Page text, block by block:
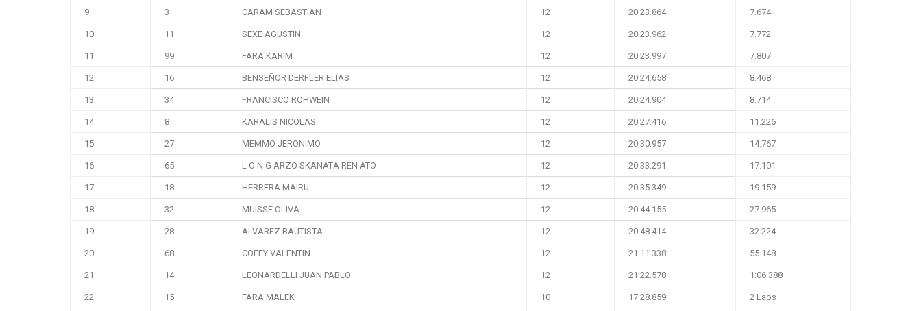
9 3 CARAM SEBASTIAN 12 20:23.864 7.674
10 11 SEXE AGUSTIN 12 20:23.962 7.772
11 99 FARA KARIM 12 20:23.997 7.807
12 16 BENSEÑOR DERFLER ELIAS 12 20:24.658 8.468
13 34 FRANCISCO ROHWEIN 12 20:24.904 8.714
14 8 KARALIS NICOLAS 12 20:27.416 11.226
15 27 MEMMO JERONIMO 12 20:30.957 14.767
16 65 L O N G ARZO SKANATA REN ATO 12 20:33.291 17.101
17 18 HERRERA MAIRU 12 20:35.349 19.159
18 32 MUISSE OLIVA 12 20:44.155 27.965
19 28 ALVAREZ BAUTISTA 12 20:48.414 32.224
20 68 COFFY VALENTIN 12 21:11.338 55.148
21 14 LEONARDELLI JUAN PABLO 12 21:22.578 1:06.388
22 15 FARA MALEK 10 17:28.859 2 Laps